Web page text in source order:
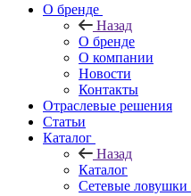
О бренде
Назад
О бренде
О компании
Новости
Контакты
Отраслевые решения
Статьи
Каталог
Назад
Каталог
Сетевые ловушки